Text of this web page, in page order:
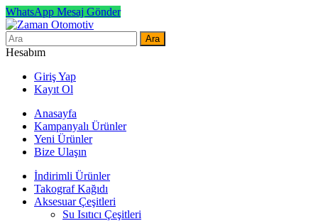
WhatsApp Mesaj Gönder
Ara
Hesabım
Giriş Yap
Kayıt Ol
Anasayfa
Kampanyalı Ürünler
Yeni Ürünler
Bize Ulaşın
İndirimli Ürünler
Takograf Kağıdı
Aksesuar Çeşitleri
Su Isıtıcı Çeşitleri